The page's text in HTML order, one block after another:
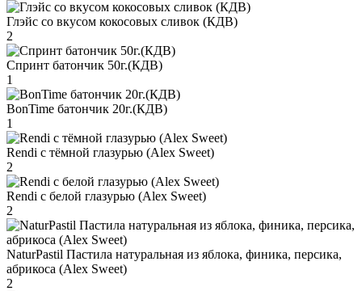
Глэйс со вкусом кокосовых сливок (КДВ)
2
Спринт батончик 50г.(КДВ)
1
BonTime батончик 20г.(КДВ)
1
Rendi с тёмной глазурью (Alex Sweet)
2
Rendi с белой глазурью (Alex Sweet)
2
NaturPastil Пастила натуральная из яблока, финика, персика,
абрикоса (Alex Sweet)
2